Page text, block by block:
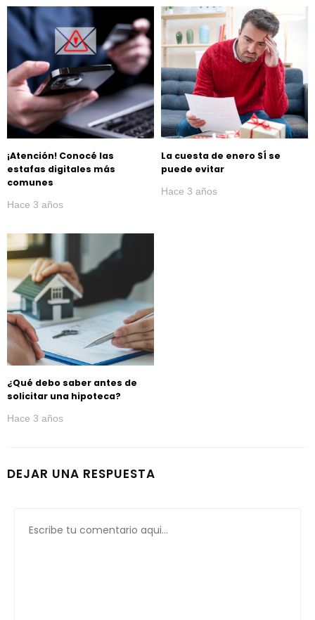
¡Atención! Conocé las
estafas digitales más
comunes
Hace 3 años
La cuesta de enero SÍ se
puede evitar
Hace 3 años
¿Qué debo saber antes de
solicitar una hipoteca?
Hace 3 años
DEJAR UNA RESPUESTA